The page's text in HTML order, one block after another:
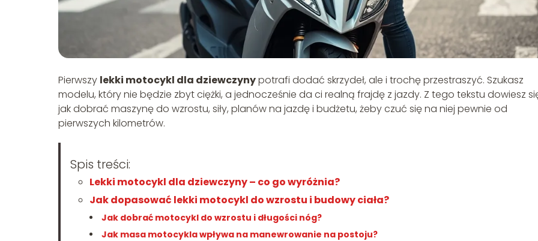
Pierwszy lekki motocykl dla dziewczynypotrafi dodać skrzydeł, ale i trochę przestraszyć. Szukasz
modelu, który nie będzie zbyt ciężki, a jednocześnie da ci realną frajdę z jazdy. Z tego tekstu dowiesz
jak dobrać maszynę do wzrostu, siły, planów na jazdę i budżetu, żeby czuć się na niej pewnie od
pierwszych kilometrów.
Spis treści:
Lekki motocykl dla dziewczyny – co go wyróżnia?
Jak dopasować lekki motocykl do wzrostu i budowy ciała?
Jak dobrać motocykl do wzrostu i długości nóg?
Jak masa motocykla wpływa na manewrowanie na postoju?